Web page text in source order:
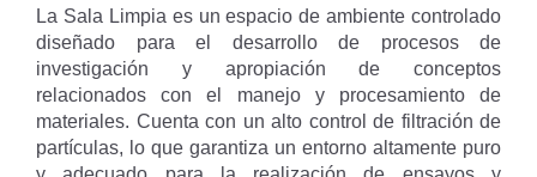
La Sala Limpia es un espacio de ambiente controlado
diseñado para el desarrollo de procesos de
investigación y apropiación de conceptos
relacionados con el manejo y procesamiento de
materiales. Cuenta con un alto control de filtración de
partículas, lo que garantiza un entorno altamente puro